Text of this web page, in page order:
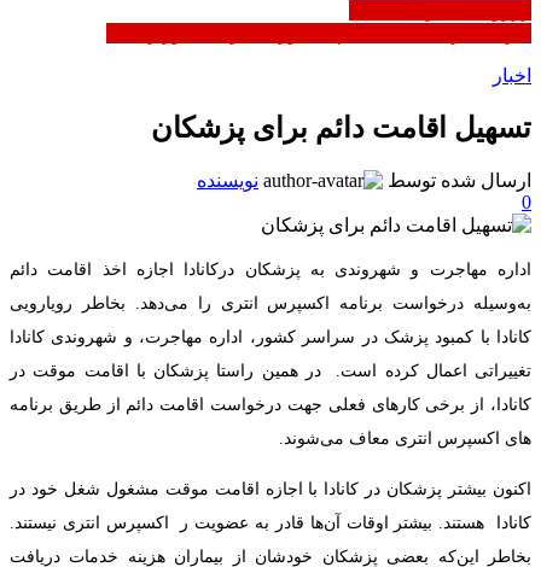
اخبار
تسهیل اقامت دائم برای پزشکان
ارسال شده توسط
نویسنده
0
اداره مهاجرت و شهروندی به پزشکان درکانادا اجازه اخذ اقامت دائم
به‌وسیله درخواست برنامه اکسپرس انتری را می‌دهد. بخاطر رویارویی
کانادا با کمبود پزشک در سراسر کشور، اداره مهاجرت، و شهروندی کانادا
تغییراتی اعمال کرده است. در همین راستا پزشکان با اقامت موقت در
کانادا، از برخی کارهای فعلی جهت درخواست اقامت دائم از طریق برنامه
های اکسپرس انتری معاف می‌شوند.
اکنون بیشتر پزشکان در کانادا با اجازه اقامت موقت مشغول شغل خود در
کانادا هستند. بیشتر اوقات آن‌ها قادر به عضویت ر اکسپرس انتری نیستند.
بخاطر این‌که بعضی پزشکان خودشان از بیماران هزینه خدمات دریافت